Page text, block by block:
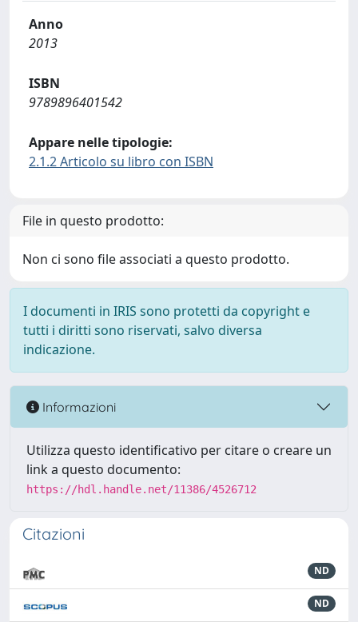
Anno
2013
ISBN
9789896401542
Appare nelle tipologie:
2.1.2 Articolo su libro con ISBN
File in questo prodotto:
Non ci sono file associati a questo prodotto.
I documenti in IRIS sono protetti da copyright e
tutti i diritti sono riservati, salvo diversa
indicazione.
Informazioni
Utilizza questo identificativo per citare o creare un
link a questo documento:
https://hdl.handle.net/11386/4526712
Citazioni
ND
ND